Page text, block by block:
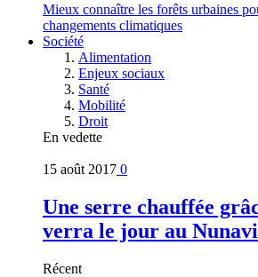
Mieux connaître les forêts urbaines
changements climatiques
Société
Alimentation
Enjeux sociaux
Santé
Mobilité
Droit
En vedette
15 août 2017 0
Une serre chauffée
verra le jour au
Récent